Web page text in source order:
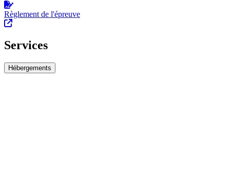
Règlement de l'épreuve
Services
Hébergements